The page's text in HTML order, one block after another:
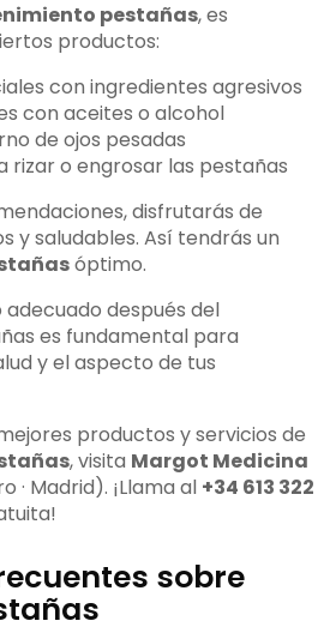
pestañas, es
productos:
con ingredientes agresivos
con aceites o alcohol
de ojos pesadas
rizar o engrosar las pestañas
disfrutarás de
y saludables. Así tendrás un
óptimo.
adecuado después del
es fundamental para
y el aspecto de tus
productos y servicios de
, visita Margot Medicina
· Madrid). ¡Llama al +34 613 322
sobre